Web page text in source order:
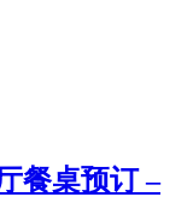
餐桌预订 –